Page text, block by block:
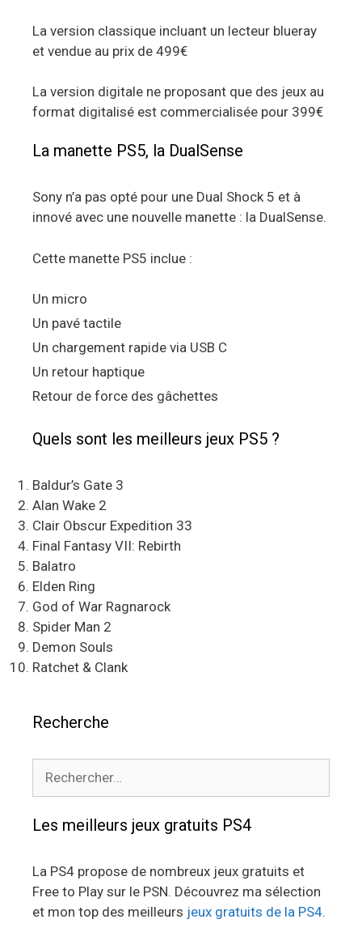
La version classique incluant un lecteur blueray
et vendue au prix de 499€
La version digitale ne proposant que des jeux au
format digitalisé est commercialisée pour 399€
La manette PS5, la DualSense
Sony n’a pas opté pour une Dual Shock 5 et à
innové avec une nouvelle manette : la DualSense.
Cette manette PS5 inclue :
Un micro
Un pavé tactile
Un chargement rapide via USB C
Un retour haptique
Retour de force des gâchettes
Quels sont les meilleurs jeux PS5 ?
Baldur’s Gate 3
Alan Wake 2
Clair Obscur Expedition 33
Final Fantasy VII: Rebirth
Balatro
Elden Ring
God of War Ragnarock
Spider Man 2
Demon Souls
Ratchet & Clank
Recherche
Les meilleurs jeux gratuits PS4
La PS4 propose de nombreux jeux gratuits et
Free to Play sur le PSN. Découvrez ma sélection
et mon top des meilleurs jeux gratuits de la PS4.